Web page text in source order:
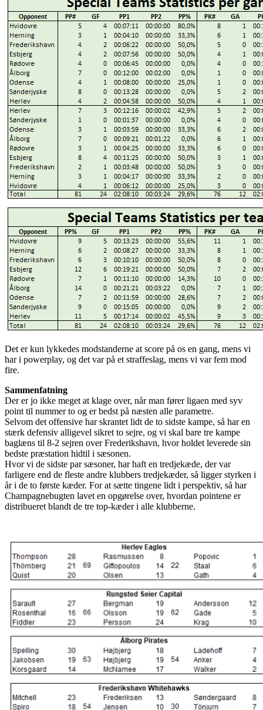
Det er kun lykkedes modstanderne at score på os en gang, mens vi
har i powerplay, og det var på et straffeslag, mens vi var fem mod
fire.
Sammenfatning
Der er jo ikke meget at klage over, når man fører ligaen med syv
point til nummer to og er bedst på næsten alle parametre.
Selvom det offensive har skrantet lidt de to sidste kampe, så har en
stærk defensiv alligevel sikret to sejre, og vi skal bare tre kampe
baglæns til 8-2 sejren over Frederikshavn, hvor holdet leverede sin
bedste præstation hidtil i sæsonen.
Hvor vi de sidste par sæsoner, har haft en tredjekæde, der var
farligere end de fleste andre klubbers tredjekæder, så ligger styrken i
år i de to første kæder. For at sætte tingene lidt i perspektiv, så har
Champagnebugten lavet en opgørelse over, hvordan pointene er
distribueret blandt de tre top-kæder i alle klubberne.